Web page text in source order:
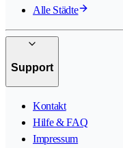
Alle Städte
Support
Kontakt
Hilfe & FAQ
Impressum